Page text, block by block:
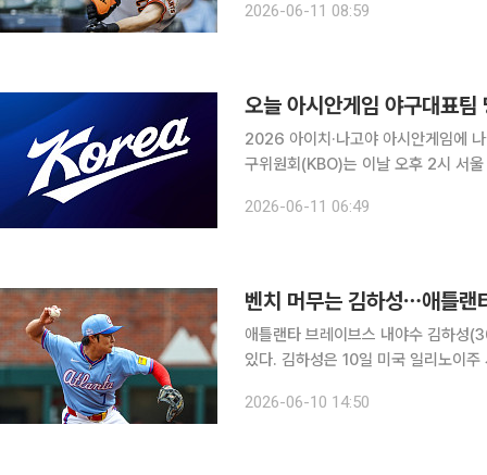
(SSG 랜더스 구단주 보좌역)와 김하
2026-06-11 08:59
오늘 아시안게임 야구대표
2026 아이치·나고야 아시안게임에 나
구위원회(KBO)는 이날 오후 2시 서
(KBSA) 관계자가 참석해 선수 선발
2026-06-11 06:49
벤치 머무는 김하성⋯애틀랜
애틀랜타 브레이브스 내야수 김하성
있다. 김하성은 10일 미국 일리노이주 시카고 레이트필드에서 열린 2026 미국프로야구 메이저리
김하성은 4일 토론토 블루제이스전
2026-06-10 14:50